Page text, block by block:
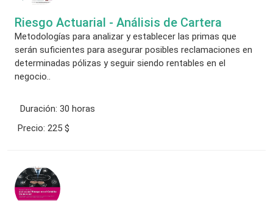
Riesgo Actuarial - Análisis de Cartera
Metodologías para analizar y establecer las primas que
serán suficientes para asegurar posibles reclamaciones en
determinadas pólizas y seguir siendo rentables en el
negocio..
Duración: 30 horas
Precio: 225 $